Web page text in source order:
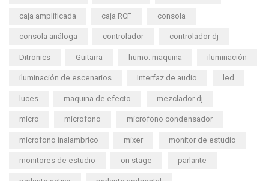
caja amplificada caja RCF consola
consola análoga controlador controlador dj
Ditronics Guitarra humo. maquina iluminación
iluminación de escenarios Interfaz de audio led
luces maquina de efecto mezclador dj
micro microfono microfono condensador
microfono inalambrico mixer monitor de estudio
monitores de estudio on stage parlante